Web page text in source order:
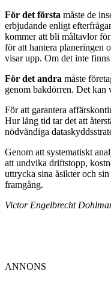
För det första måste de
erbjudande enligt
kommer att bli måltavlor
för att hantera planeringen
visar upp. Om det inte
För det andra måste
genom bakdörren. Det kan
För att garantera
Hur lång tid tar det att
nödvändiga
Genom att systematiskt
att undvika driftstopp,
uttrycka sina åsikter och
framgång.
Victor Engelbrecht
ANNONS